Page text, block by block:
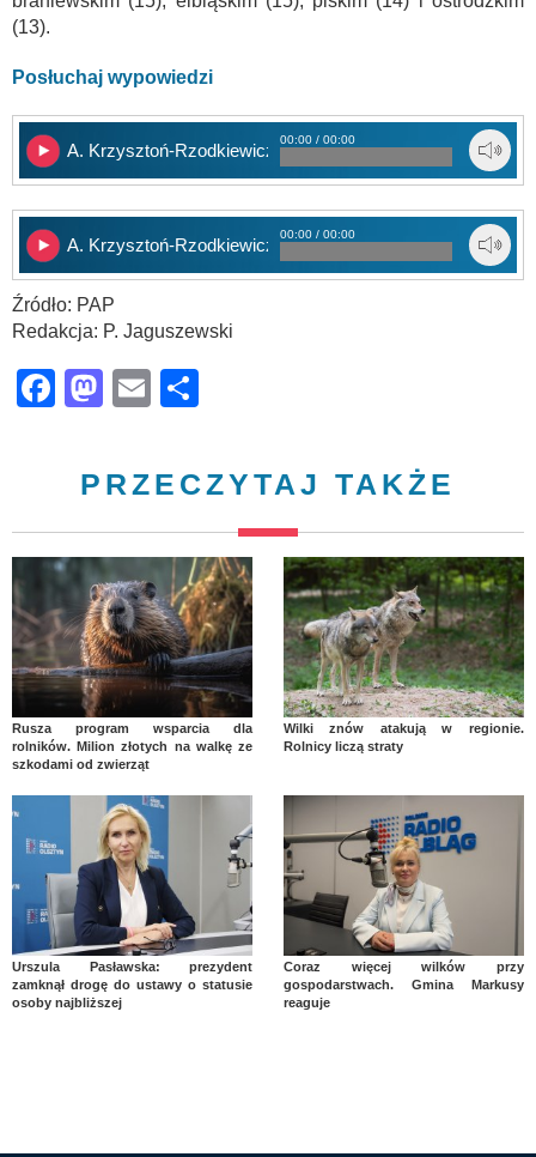
(13).
Posłuchaj wypowiedzi
A. Krzysztoń-Rzodkiewicz cz. 1
00:00 / 00:00
A. Krzysztoń-Rzodkiewicz cz. 2
00:00 / 00:00
Źródło: PAP
Redakcja: P. Jaguszewski
Facebook
Mastodon
Email
PRZECZYTAJ TAKŻE
Rusza program wsparcia dla
rolników. Milion złotych na walkę ze
szkodami od zwierząt
Wilki znów atakują w regionie.
Rolnicy liczą straty
Urszula Pasławska: prezydent
zamknął drogę do ustawy o statusie
osoby najbliższej
Coraz więcej wilków przy
gospodarstwach. Gmina Markusy
reaguje